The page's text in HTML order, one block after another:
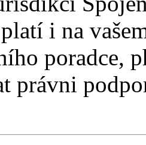
i na
poradce,
právni